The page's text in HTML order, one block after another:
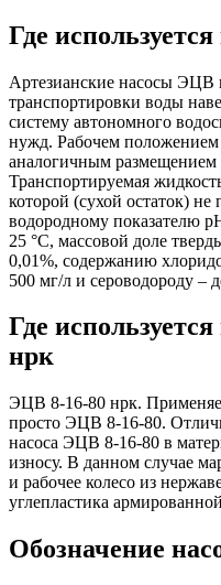
Где
Артезианские насосы ЭЦВ
транспортировки воды
систему автономного
нужд. Рабочем положением
аналогичным размещением
Транспортируемая
которой (сухой остаток)
водородному показателю
25 °С, массовой доле
0,01%, содержанию
500 мг/л и сероводороду –
Где
нрк
ЭЦВ 8-16-80 нрк.
просто ЭЦВ 8-16-80.
насоса ЭЦВ 8-16-80 в
износу. В данном случае
и рабочее колесо из
углепластика
Обозначение